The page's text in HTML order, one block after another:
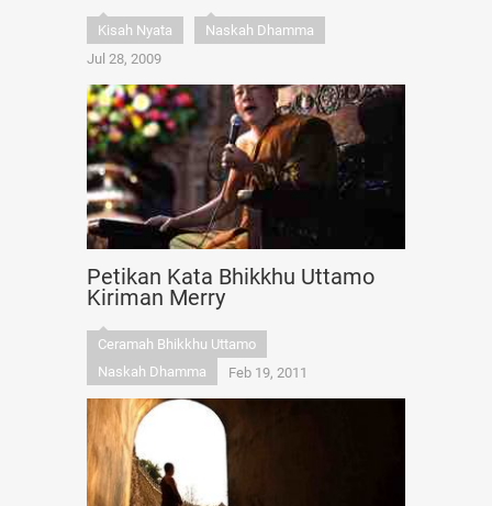
Kisah Nyata
Naskah Dhamma
Jul 28, 2009
Petikan Kata Bhikkhu Uttamo
Kiriman Merry
Ceramah Bhikkhu Uttamo
Naskah Dhamma
Feb 19, 2011